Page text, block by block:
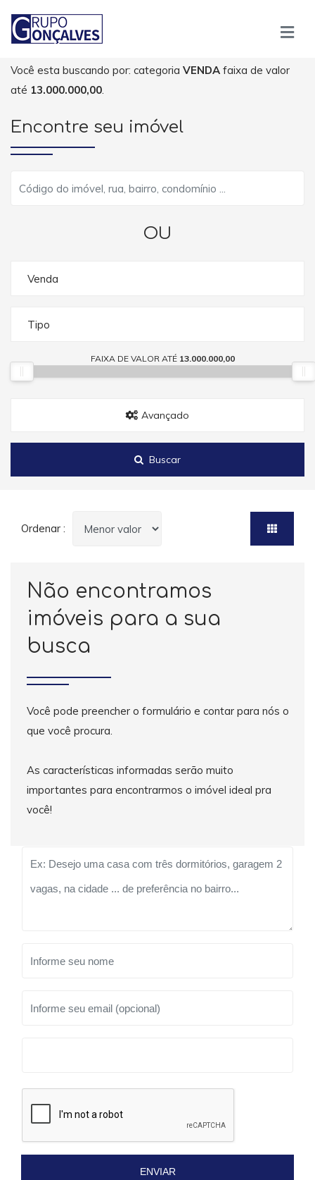
Você esta buscando por: categoria VENDA faixa de valor
até 13.000.000,00
Encontre seu imóvel
OU
Venda
Tipo
FAIXA DE VALOR ATÉ 13.000.000,00
Avançado
Buscar
Ordenar :
Não encontramos
imóveis para a sua
busca
Você pode preencher o formulário e contar para nós o
que você procura.
As características informadas serão muito
importantes para encontrarmos o imóvel ideal pra
você!
ENVIAR